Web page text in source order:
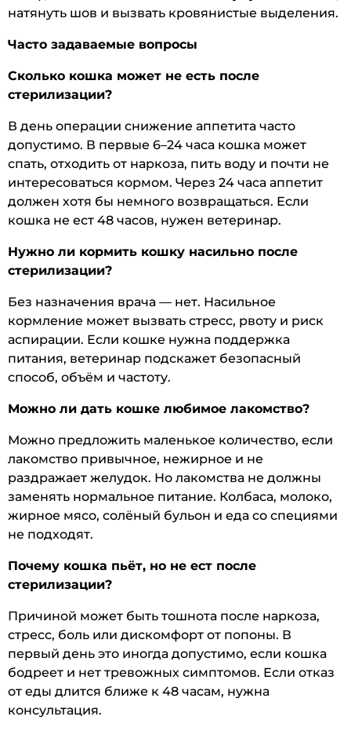
натянуть шов и вызвать кровянистые выделения.
Часто задаваемые вопросы
Сколько кошка может не есть после
стерилизации?
В день операции снижение аппетита часто
допустимо. В первые 6–24 часа кошка может
спать, отходить от наркоза, пить воду и почти не
интересоваться кормом. Через 24 часа аппетит
должен хотя бы немного возвращаться. Если
кошка не ест 48 часов, нужен ветеринар.
Нужно ли кормить кошку насильно после
стерилизации?
Без назначения врача — нет. Насильное
кормление может вызвать стресс, рвоту и риск
аспирации. Если кошке нужна поддержка
питания, ветеринар подскажет безопасный
способ, объём и частоту.
Можно ли дать кошке любимое лакомство?
Можно предложить маленькое количество, если
лакомство привычное, нежирное и не
раздражает желудок. Но лакомства не должны
заменять нормальное питание. Колбаса, молоко,
жирное мясо, солёный бульон и еда со специями
не подходят.
Почему кошка пьёт, но не ест после
стерилизации?
Причиной может быть тошнота после наркоза,
стресс, боль или дискомфорт от попоны. В
первый день это иногда допустимо, если кошка
бодреет и нет тревожных симптомов. Если отказ
от еды длится ближе к 48 часам, нужна
консультация.